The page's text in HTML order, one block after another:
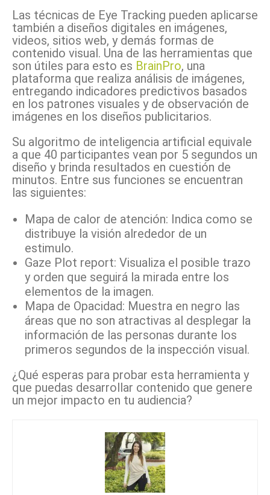
Las técnicas de Eye Tracking pueden aplicarse
también a diseños digitales en imágenes,
videos, sitios web, y demás formas de
contenido visual. Una de las herramientas que
son útiles para esto es BrainPro, una
plataforma que realiza análisis de imágenes,
entregando indicadores predictivos basados
en los patrones visuales y de observación de
imágenes en los diseños publicitarios.
Su algoritmo de inteligencia artificial equivale
a que 40 participantes vean por 5 segundos un
diseño y brinda resultados en cuestión de
minutos. Entre sus funciones se encuentran
las siguientes:
Mapa de calor de atención: Indica como se
distribuye la visión alrededor de un
estimulo.
Gaze Plot report: Visualiza el posible trazo
y orden que seguirá la mirada entre los
elementos de la imagen.
Mapa de Opacidad: Muestra en negro las
áreas que no son atractivas al desplegar la
información de las personas durante los
primeros segundos de la inspección visual.
¿Qué esperas para probar esta herramienta y
que puedas desarrollar contenido que genere
un mejor impacto en tu audiencia?